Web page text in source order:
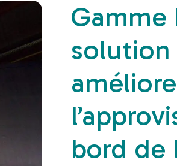
Gamme
solution
bord de